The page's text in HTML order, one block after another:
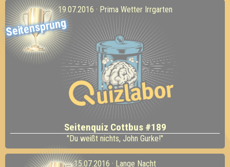
Seitensprung
19.07.2016 · Prima Wetter Irrgarten
Seitenquiz Cottbus #189
"Du weißt nichts, John Gurke!"
15.07.2016 · Lange Nacht